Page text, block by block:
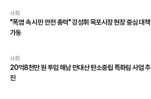
사회
"폭염 속 시민 안전 총력" 강성휘 목포시장 현장 중심 대책
가동
사회
20억8천만 원 투입 해남 만대산 탄소중립 특화림 사업 추
진